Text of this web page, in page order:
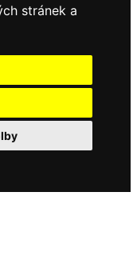
stránek a